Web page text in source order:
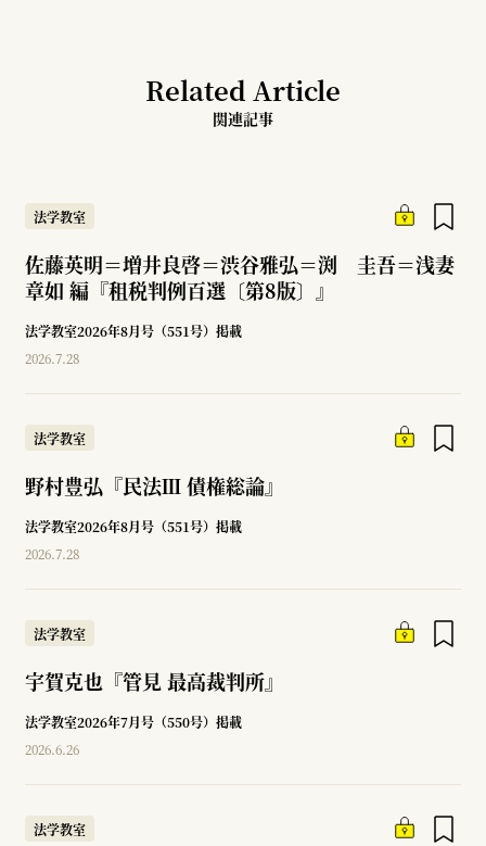
Related Article
関連記事
法学教室
佐藤英明＝増井良啓＝渋谷雅弘＝渕 圭吾＝浅妻
章如 編『租税判例百選〔第8版〕』
法学教室2026年8月号（551号）掲載
2026.7.28
法学教室
野村豊弘『民法Ⅲ 債権総論』
法学教室2026年8月号（551号）掲載
2026.7.28
法学教室
宇賀克也『管見 最高裁判所』
法学教室2026年7月号（550号）掲載
2026.6.26
法学教室